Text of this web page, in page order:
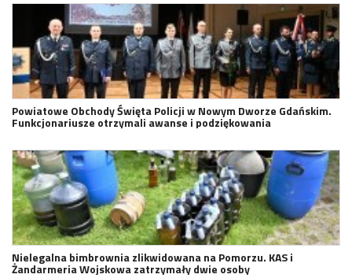
Powiatowe Obchody Święta Policji w Nowym Dworze Gdańskim.
Funkcjonariusze otrzymali awanse i podziękowania
Nielegalna bimbrownia zlikwidowana na Pomorzu. KAS i
Żandarmeria Wojskowa zatrzymały dwie osoby